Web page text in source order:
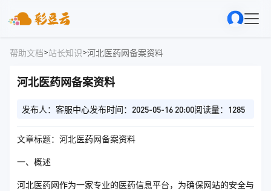
帮助文档>站长知识>河北医药网备案资料
河北医药网备案资料
发布人：客服中心发布时间：2025-05-16 20:00阅读量：1285
文章标题：河北医药网备案资料
一、概述
河北医药网作为一家专业的医药信息平台，为确保网站的安全与